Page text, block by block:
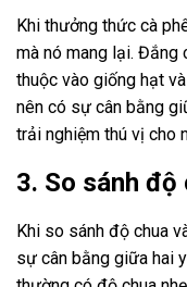
Khi thưởng thức cà
mà nó mang lại. Đắng
thuộc vào giống hạt
nên có sự cân bằng
trải nghiệm thú vị cho
3. So sánh
Khi so sánh độ chua
sự cân bằng giữa hai